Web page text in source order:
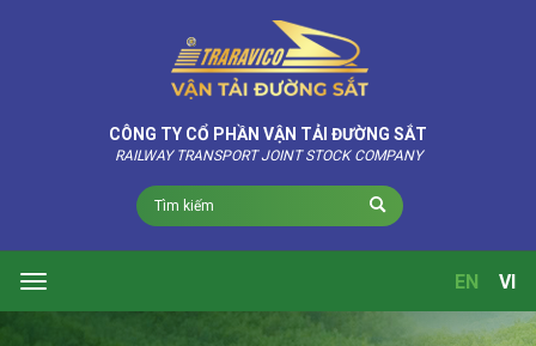
CÔNG TY CỔ PHẦN VẬN TẢI ĐƯỜNG SẮT
RAILWAY TRANSPORT JOINT STOCK COMPANY
Toggle
EN VI